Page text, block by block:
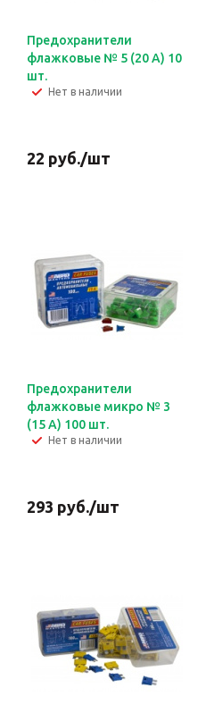
Предохранители
флажковые № 5 (20 А) 10
шт.
Нет в наличии
22 руб./шт
Предохранители
флажковые микро № 3
(15 А) 100 шт.
Нет в наличии
293 руб./шт